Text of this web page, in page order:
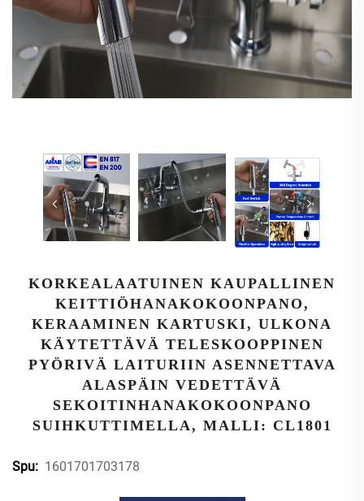
KORKEALAATUINEN KAUPALLINEN
KEITTIÖHANAKOKOONPANO,
KERAAMINEN KARTUSKI, ULKONA
KÄYTETTÄVÄ TELESKOOPPINEN
PYÖRIVÄ LAITURIIN ASENNETTAVA
ALASPÄIN VEDETTÄVÄ
SEKOITINHANAKOKOONPANO
SUIHKUTTIMELLA, MALLI: CL1801
Spu: 1601701703178